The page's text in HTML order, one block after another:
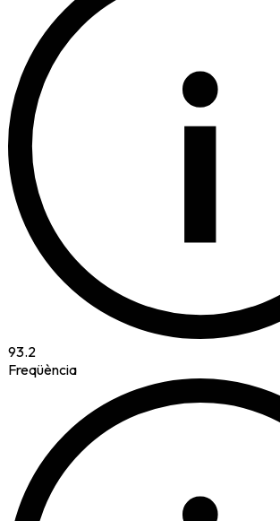
i
93.2
Freqüència